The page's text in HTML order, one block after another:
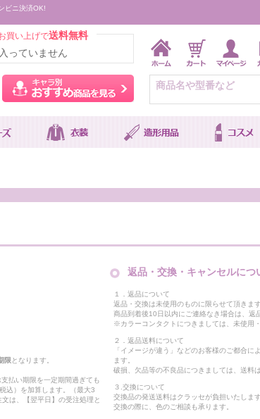
ビニ決済OK!
買い上げで送料無料
っていません
ウィッグをカラーから探す キャラ別おすすめ商品を
限 となります。
払い期限を一定期間過ぎても
込）を加算します。（最大3
は、【翌平日】の受注処理と
返品・交換・キャンセルにつ
１．返品について
返品・交換は未使用のものに限らせて頂きます
商品到着後10日以内にご連絡なき場合は、返
※カラーコンタクトにつきましては、未使用
２．返品送料について
「イメージが違う」などのお客様のご都合に
ます。
破損、欠品等の不良品につきましては、送料
３.交換について
交換品の発送送料はクラッセが負担いたしま
交換の際に、色のご相談も承ります。